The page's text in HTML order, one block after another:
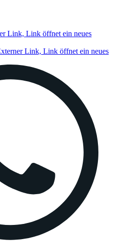
Link, Link öffnet ein neues
Link, Link öffnet ein neues